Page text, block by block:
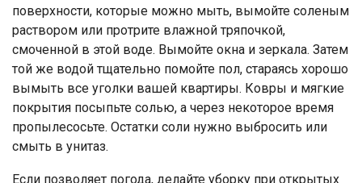
поверхности, которые можно мыть, вымойте соленым
раствором или протрите влажной тряпочкой,
смоченной в этой воде. Вымойте окна и зеркала. Затем
той же водой тщательно помойте пол, стараясь хорошо
вымыть все уголки вашей квартиры. Ковры и мягкие
покрытия посыпьте солью, а через некоторое время
пропылесосьте. Остатки соли нужно выбросить или
смыть в унитаз.
Если позволяет погода, делайте уборку при открытых